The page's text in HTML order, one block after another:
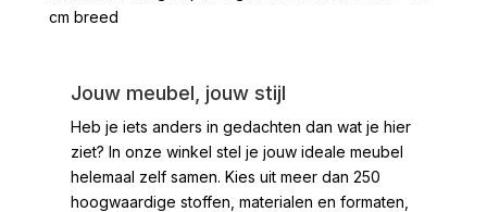
cm breed
Jouw meubel, jouw stijl
Heb je iets anders in gedachten dan wat je hier
ziet? In onze winkel stel je jouw ideale meubel
helemaal zelf samen. Kies uit meer dan 250
hoogwaardige stoffen, materialen en formaten,